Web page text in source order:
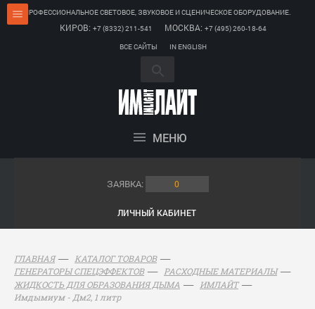
ПРОФЕССИОНАЛЬНОЕ СВЕТОВОЕ, ЗВУКОВОЕ И СЦЕНИЧЕСКОЕ ОБОРУДОВАНИЕ.
КИРОВ: +7 (8332) 211-541 МОСКВА: +7 (495) 260-18-64
ВСЕ САЙТЫ
IN ENGLISH
МЕНЮ
ЗАЯВКА: 0
ЛИЧНЫЙ КАБИНЕТ
ГЛАВНАЯ
КАТАЛОГ ТОВАРОВ
ГЕНЕРАТОРЫ СПЕЦЭФФЕКТОВ
РАСХОДНЫЕ МАТЕРИАЛЫ
ЖИДКОСТЬ ДЛЯ ОБРАЗОВАНИЯ ДЫМА
ИМЛАЙТ
Имдымиум - Дм2, 1 литр